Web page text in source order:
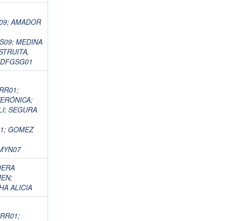
;AMADOR
; MEDINA
;
;
; SEGURA
; GOMEZ
;
ALICIA
;